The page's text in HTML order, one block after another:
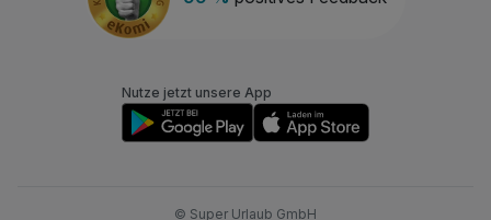
Nutze jetzt unsere App
© Super Urlaub GmbH